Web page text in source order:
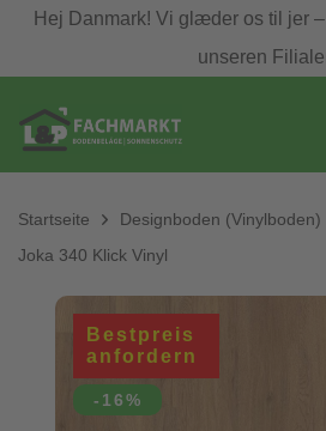
Hej Danmark! Vi glæder os til jer
unseren
Startseite Designboden (Vinylboden)
Joka 340 Klick Vinyl
Bestpreis
anfordern
-16%